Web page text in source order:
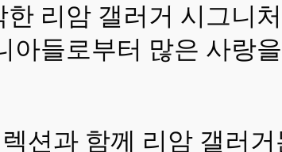
리암 갤러거 시그니
들로부터 많은 사랑
션과 함께 리암 갤러거